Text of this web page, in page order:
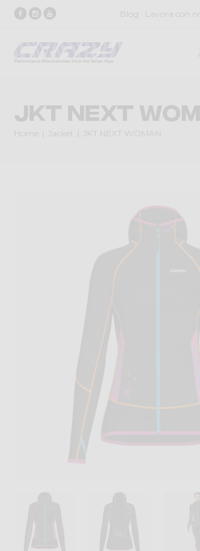
Blog Lavora con noi
JKT NEXT
Home Jacket JKT NEXT WOMAN